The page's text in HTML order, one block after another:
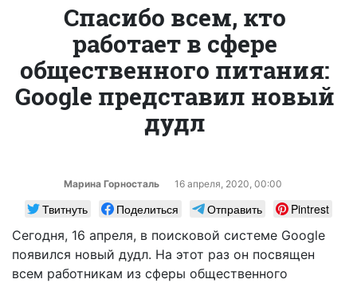
Спасибо всем, кто
работает в сфере
общественного питания:
Google представил новый
дудл
Марина Горносталь 16 апреля, 2020, 00:00
Твитнуть Поделиться Отправить
Pintrest
Сегодня, 16 апреля, в поисковой системе Google
появился новый дудл. На этот раз он посвящен
всем работникам из сферы общественного